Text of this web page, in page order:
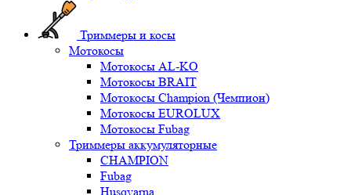
Триммеры и косы
Мотокосы
Мотокосы AL-KO
Мотокосы BRAIT
Мотокосы Champion (Чемпион)
Мотокосы EUROLUX
Мотокосы Fubag
Триммеры аккумуляторные
CHAMPION
Fubag
Husqvarna